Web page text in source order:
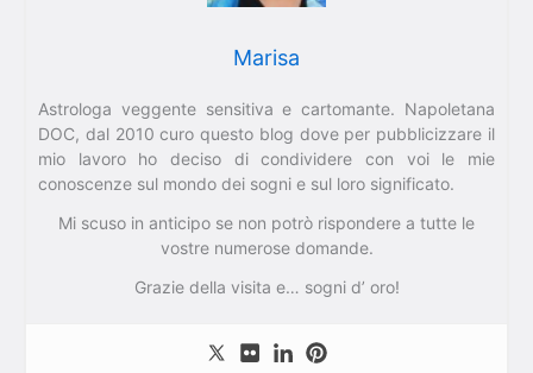
Marisa
Astrologa veggente sensitiva e cartomante. Napoletana
DOC, dal 2010 curo questo blog dove per pubblicizzare il
mio lavoro ho deciso di condividere con voi le mie
conoscenze sul mondo dei sogni e sul loro significato.
Mi scuso in anticipo se non potrò rispondere a tutte le
vostre numerose domande.
Grazie della visita e… sogni d’ oro!